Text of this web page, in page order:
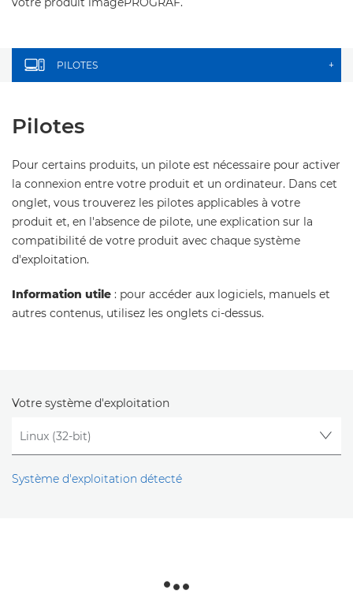
PILOTES +
Pilotes
Pour certains produits, un pilote est nécessaire pour activer
la connexion entre votre produit et un ordinateur. Dans cet
onglet, vous trouverez les pilotes applicables à votre
produit et, en l'absence de pilote, une explication sur la
compatibilité de votre produit avec chaque système
d'exploitation.
Information utile : pour accéder aux logiciels, manuels et
autres contenus, utilisez les onglets ci-dessus.
Votre système d'exploitation
Système d'exploitation détecté